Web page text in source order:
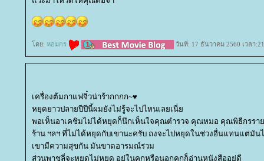
ดย: หอมกร วันที่: 17 ธันวาคม 2560 เวลา
เครื่องต้มกาแฟจิ๋วน่าร้ากกกก~♥
หยุดยาวปลายปีปีนี้ผมยังไม่รู้จะไปไหนเลยเนี่
พอเห็นอาเคชิมไม่ได้หยุดก็นึกเห็นใจคุณตำรวจ คุณหมอ คุณพิธีกรรา
ร้าน ฯลฯ ที่ไม่ได้หยุดกับเขานะครับ ถงจะไปหยุดในช่วงอื่นแทนแต่มั
เขามีความสุขกัน มันขาดอารมณ์ร่วม
ส่วนพาชูลี่จะหยุดไม่หยุด อยู่ในคุกหรือนอกคุกก็อ่านหนังสืออยู่ดี